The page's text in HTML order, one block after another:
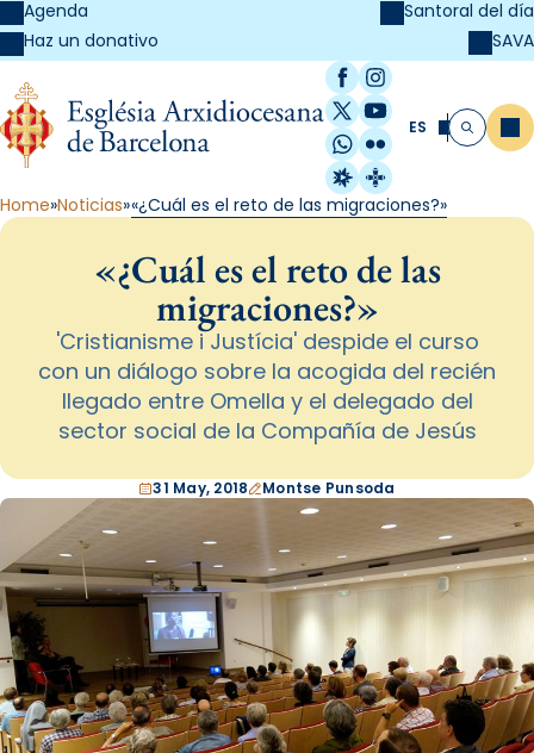
Agenda
Haz un donativo
Santoral del día
SAVA
Facebook
Instagram
X / Twitter
YouTube
WhatsApp
Flickr
Radio Estel
Catalunya
ES Buscar
Home Noticias «¿Cuál es el reto de las migraciones?»
«¿Cuál es el reto de las
migraciones?»
'Cristianisme i Justícia' despide el curso
con un diálogo sobre la acogida del recién
llegado entre Omella y el delegado del
sector social de la Compañía de Jesús
31 May, 2018 Montse Punsoda